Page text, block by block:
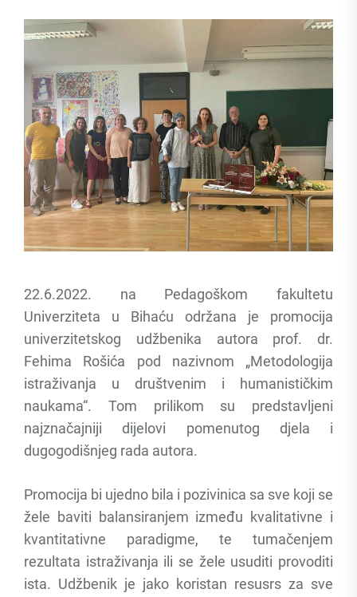
22.6.2022. na Pedagoškom fakultetu
Univerziteta u Bihaću održana je promocija
univerzitetskog udžbenika autora prof. dr.
Fehima Rošića pod nazivnom „Metodologija
istraživanja u društvenim i humanističkim
naukama“. Tom prilikom su predstavljeni
najznačajniji dijelovi pomenutog djela i
dugogodišnjeg rada autora.
Promocija bi ujedno bila i pozivinica sa sve koji se
žele baviti balansiranjem između kvalitativne i
kvantitativne paradigme, te tumačenjem
rezultata istraživanja ili se žele usuditi provoditi
ista. Udžbenik je jako koristan resusrs za sve